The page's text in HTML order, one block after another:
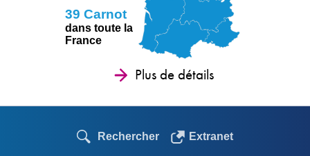
39 Carnot
dans toute la
France
Plus de détails
Rechercher Extranet